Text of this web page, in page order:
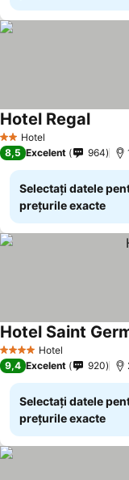
2 SteleHotel
Hotel Regal
8,5 Excelent 964
Selectați datele
prețurile exacte
4 Stele Hotel
Hotel Saint
9,4 Excelent 920
Selectați datele
prețurile exacte